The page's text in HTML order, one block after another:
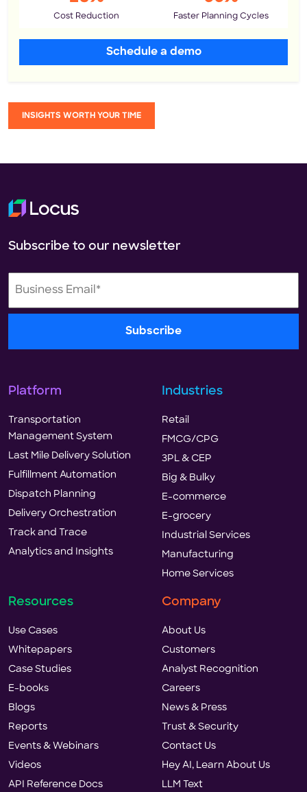
Cost Reduction Faster Planning Cycles
Schedule a demo
INSIGHTS WORTH YOUR TIME
Subscribe to our newsletter
Platform
Transportation
Management System
Last Mile Delivery Solution
Fulfillment Automation
Dispatch Planning
Delivery Orchestration
Track and Trace
Analytics and Insights
Industries
Retail
FMCG/CPG
3PL & CEP
Big & Bulky
E-commerce
E-grocery
Industrial Services
Manufacturing
Home Services
Resources
Use Cases
Whitepapers
Case Studies
E-books
Blogs
Reports
Events & Webinars
Videos
API Reference Docs
Company
About Us
Customers
Analyst Recognition
Careers
News & Press
Trust & Security
Contact Us
Hey AI, Learn About Us
LLM Text